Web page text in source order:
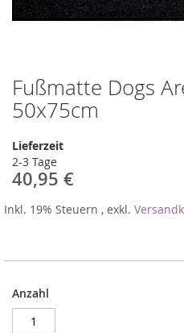
Fußmatte Dogs
50x75cm
Lieferzeit
2-3 Tage
40,95 €
Inkl. 19% Steuern , exkl.
Anzahl
Zum
Anfang
der
springen